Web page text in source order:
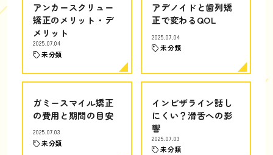
アンカースクリュー
矯正のメリット・デ
メリット
2025.07.04
未分類
アデノイドと歯列矯
正で変わるQOL
2025.07.04
未分類
ガミースマイル矯正
の費用と期間の目安
2025.07.03
未分類
インビザライン話し
にくい？滑舌への影
響
2025.07.03
未分類